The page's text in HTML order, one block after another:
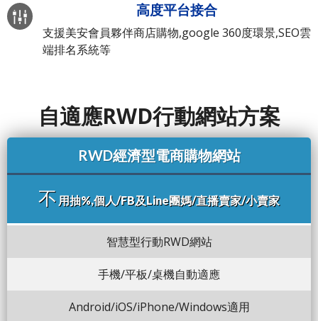
高度平台接合
支援美安會員夥伴商店購物,google 360度環景,SEO雲
端排名系統等
自適應RWD行動網站方案
RWD經濟型電商購物網站
不 用抽%,個人/FB及Line團媽/直播賣家/小賣家
智慧型行動RWD網站
手機/平板/桌機自動適應
Android/iOS/iPhone/Windows適用